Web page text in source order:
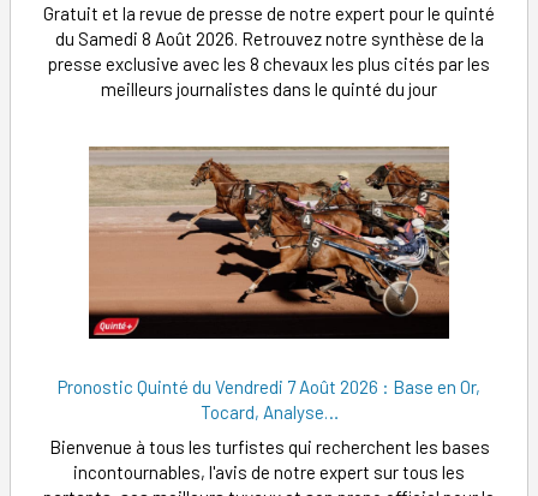
Gratuit et la revue de presse de notre expert pour le quinté
du Samedi 8 Août 2026. Retrouvez notre synthèse de la
presse exclusive avec les 8 chevaux les plus cités par les
meilleurs journalistes dans le quinté du jour
Pronostic Quinté du Vendredi 7 Août 2026 : Base en Or,
Tocard, Analyse…
Bienvenue à tous les turfistes qui recherchent les bases
incontournables, l'avis de notre expert sur tous les